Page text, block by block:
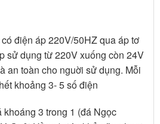
điện áp 220V/50HZ qua áp tơ
sử dụng từ 220V xuống còn 24V
an toàn cho nguời sử dụng. Mỗi
khoảng 3- 5 số điện
3 trong 1 (đá Ngọc